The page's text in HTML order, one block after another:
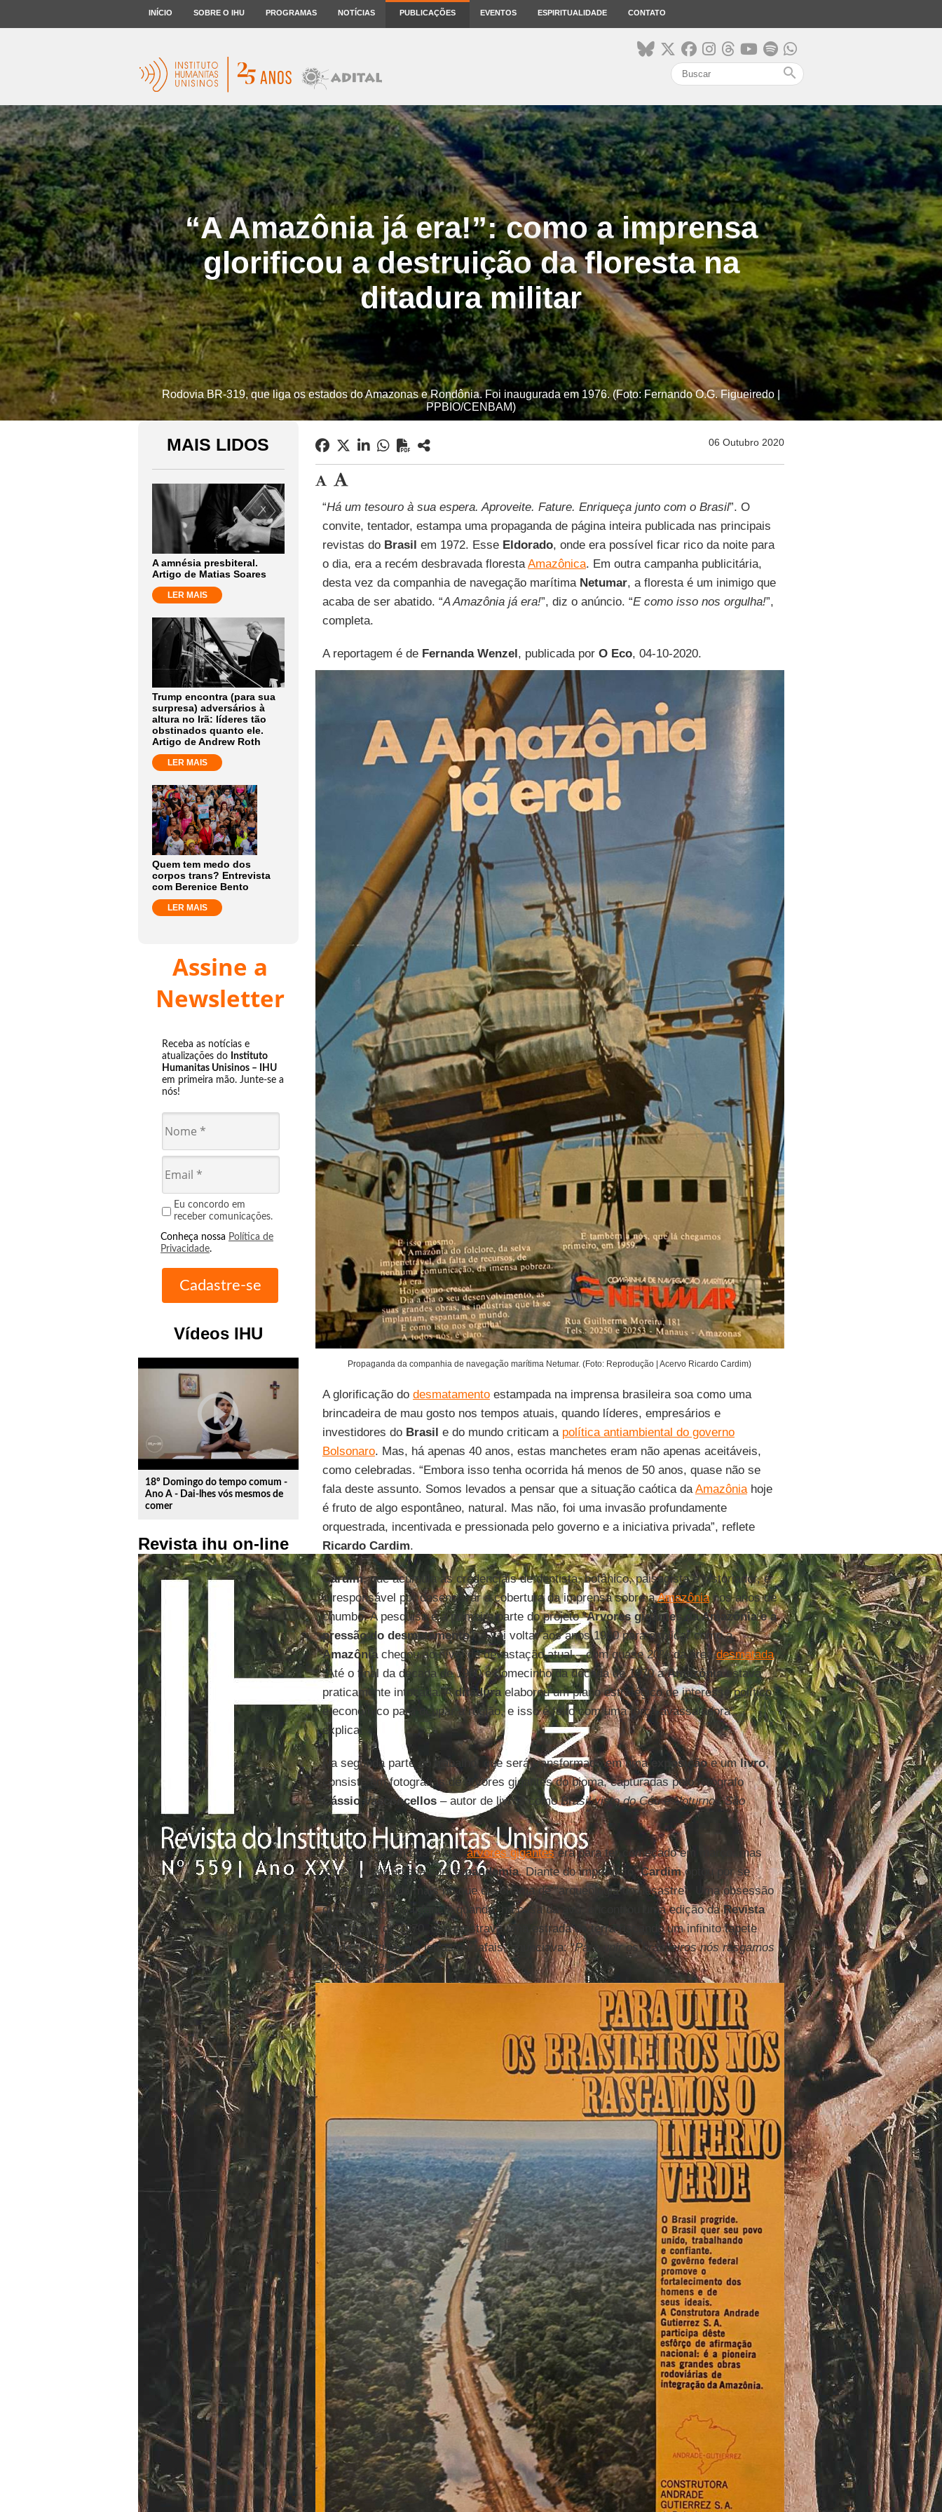
INÍCIO SOBRE O IHU PROGRAMAS NOTÍCIAS PUBLICAÇÕES EVENTOS ESPIRITUALIDADE CONTATO
search
“A Amazônia já era!”: como a imprensa
glorificou a destruição da floresta na
ditadura militar
Rodovia BR-319, que liga os estados do Amazonas e Rondônia. Foi inaugurada em 1976. (Foto: Fernando O.G. Figueiredo |
PPBIO/CENBAM)
MAIS LIDOS
A amnésia presbiteral.
Artigo de Matias Soares
LER MAIS
Trump encontra (para sua
surpresa) adversários à
altura no Irã: líderes tão
obstinados quanto ele.
Artigo de Andrew Roth
LER MAIS
Quem tem medo dos
corpos trans? Entrevista
com Berenice Bento
LER MAIS
Assine a
Newsletter
Receba as notícias e
atualizações do Instituto
Humanitas Unisinos – IHU
em primeira mão. Junte-se a
nós!
Eu concordo em
receber comunicações.
Conheça nossa Política de
Privacidade.
Vídeos IHU
play_circle_outline
18º Domingo do tempo comum -
Ano A - Dai-lhes vós mesmos de
comer
Revista ihu on-line
06 Outubro 2020
“Há um tesouro à sua espera. Aproveite. Fature. Enriqueça junto com o Brasil”. O
convite, tentador, estampa uma propaganda de página inteira publicada nas principais
revistas do Brasil em 1972. Esse Eldorado, onde era possível ficar rico da noite para
o dia, era a recém desbravada florestaAmazônica. Em outra campanha publicitária,
desta vez da companhia de navegação marítima Netumar, a floresta é um inimigo que
acaba de ser abatido. “A Amazônia já era!”, diz o anúncio. “E como isso nos orgulha!”,
completa.
A reportagem é de Fernanda Wenzel, publicada por O Eco, 04-10-2020.
Propaganda da companhia de navegação marítima Netumar. (Foto: Reprodução | Acervo Ricardo Cardim)
A glorificação do desmatamentoestampada na imprensa brasileira soa como uma
brincadeira de mau gosto nos tempos atuais, quando líderes, empresários e
investidores do Brasil e do mundo criticam a política antiambiental do governo
Bolsonaro. Mas, há apenas 40 anos, estas manchetes eram não apenas aceitáveis,
como celebradas. “Embora isso tenha ocorrida há menos de 50 anos, quase não se
fala deste assunto. Somos levados a pensar que a situação caótica da Amazôniahoje
é fruto de algo espontâneo, natural. Mas não, foi uma invasão profundamente
orquestrada, incentivada e pressionada pelo governo e a iniciativa privada”, reflete
Ricardo Cardim.
Cardim, que acumula as credenciais de dentista, botânico, paisagista e historiador, é
o responsável por desencavar a cobertura da imprensa sobre aAmazônianos anos de
chumbo. A pesquisa é a primeira parte do projeto “Árvores gigantes da Amazônia e a
pressão do desmatamento”, e vai voltar aos anos 1960 para explicar como a
Amazôniachegou ao nível de devastação atual – com quase 20% da áreadesmatada.
“Até o final da década de 1960 e comecinho da década de 1970 aAmazônia estava
praticamente intocada. Aditaduraelaborou um plano estratégico de interesse político
e econômico para ocupar a região, e isso é feito com uma força avassaladora”,
explica.
Na segunda parte do trabalho, que será transformado em umaexposiçãoe umlivro,
consiste em fotografias de árvores gigantes do bioma, capturadas pelo fotógrafo
Cássio Vasconcellos– autor de livros comoBrasil visto do CéueNoturnos São
Paulo.
A expedição em busca dasárvores gigantesera para ter começado em março, mas
teve que ser adiada com apandemia. Diante do imprevisto,Cardimoptou por se
aprofundar ainda mais no que ele chama de “arqueologia do desastre”. Uma obsessão
que começou na infância quando, na casa da avó, encontrou uma edição daRevista
Manchete, de 1970, que mostrava uma estrada de terra riscando um infinito tapete
verde. O título, em letras garrafais, anunciava: “Para unir os brasileiros nós rasgamos
o inferno verde”.